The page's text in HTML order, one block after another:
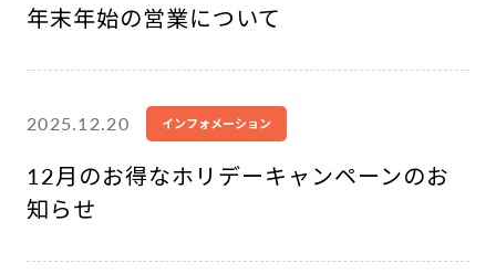
年末年始の営業について
2025.12.20 インフォメーション
12月のお得なホリデーキャンペーンのお
知らせ